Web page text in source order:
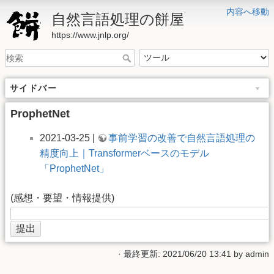
内容へ移動
自然言語処理の餅屋
https://www.jnlp.org/
サイドバー
ProphetNet
2021-03-25 |
事前学習の改善で自然言語処理の
精度向上｜Transformerベースのモデル
「ProphetNet」
(感想・要望・情報提供)
· 最終更新: 2021/06/20 13:41 by admin